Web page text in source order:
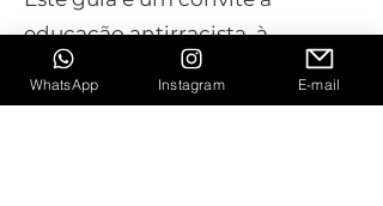
educação antirracista, à
valorização do saber ancestral e
à prática pedagógica mais ética,
WhatsApp Instagram E-mail